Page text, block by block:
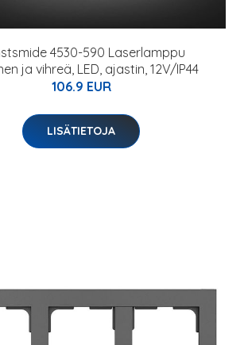
4530-590 Laserlamppu
ja vihreä, LED, ajastin, 12V/IP44
106.9 EUR
LISÄTIETOJA